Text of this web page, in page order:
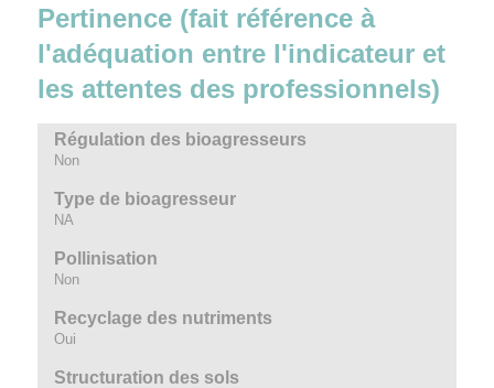
Pertinence (fait référence à
l'adéquation entre l'indicateur et
les attentes des professionnels)
Régulation des bioagresseurs
Non
Type de bioagresseur
NA
Pollinisation
Non
Recyclage des nutriments
Oui
Structuration des sols